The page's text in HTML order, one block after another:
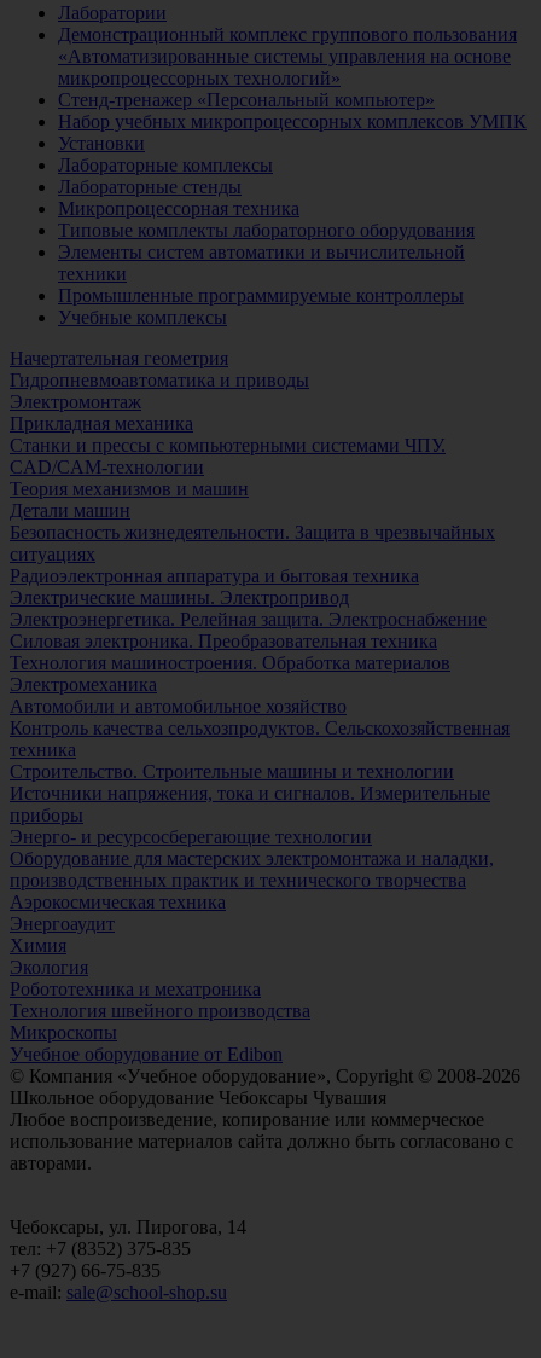
Лаборатории
Демонстрационный комплекс группового пользования
«Автоматизированные системы управления на основе
микропроцессорных технологий»
Стенд-тренажер «Персональный компьютер»
Набор учебных микропроцессорных комплексов УМПК
Установки
Лабораторные комплексы
Лабораторные стенды
Микропроцессорная техника
Типовые комплекты лабораторного оборудования
Элементы систем автоматики и вычислительной
техники
Промышленные программируемые контроллеры
Учебные комплексы
Начертательная геометрия
Гидропневмоавтоматика и приводы
Электромонтаж
Прикладная механика
Станки и прессы с компьютерными системами ЧПУ.
CAD/CAM-технологии
Теория механизмов и машин
Детали машин
Безопасность жизнедеятельности. Защита в чрезвычайных
ситуациях
Радиоэлектронная аппаратура и бытовая техника
Электрические машины. Электропривод
Электроэнергетика. Релейная защита. Электроснабжение
Силовая электроника. Преобразовательная техника
Технология машиностроения. Обработка материалов
Электромеханика
Автомобили и автомобильное хозяйство
Контроль качества сельхозпродуктов. Сельскохозяйственная
техника
Строительство. Строительные машины и технологии
Источники напряжения, тока и сигналов. Измерительные
приборы
Энерго- и ресурсосберегающие технологии
Оборудование для мастерских электромонтажа и наладки,
производственных практик и технического творчества
Аэрокосмическая техника
Энергоаудит
Химия
Экология
Робототехника и мехатроника
Технология швейного производства
Микроскопы
Учебное оборудование от Edibon
© Компания «Учебное оборудование», Copyright © 2008-2026
Школьное оборудование Чебоксары Чувашия
Любое воспроизведение, копирование или коммерческое
использование материалов сайта должно быть согласовано с
авторами.
Чебоксары, ул. Пирогова, 14
тел: +7 (8352) 375-835
+7 (927) 66-75-835
e-mail: sale@school-shop.su